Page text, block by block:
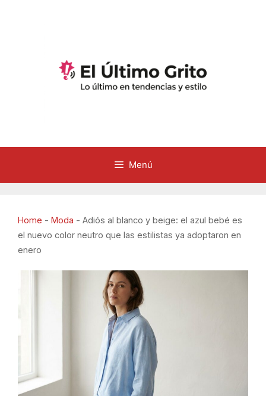
Menú
Home - Moda - Adiós al blanco y beige: el azul bebé es
el nuevo color neutro que las estilistas ya adoptaron en
enero